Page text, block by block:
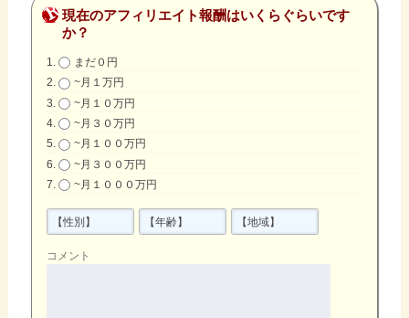
現在のアフィリエイト報酬はいくらぐらいです
か？
まだ０円
~月１万円
~月１０万円
~月３０万円
~月１００万円
~月３００万円
~月１０００万円
コメント